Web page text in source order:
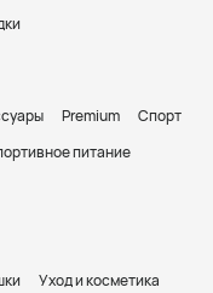
Premium
Спорт
питание
Уход и косметика